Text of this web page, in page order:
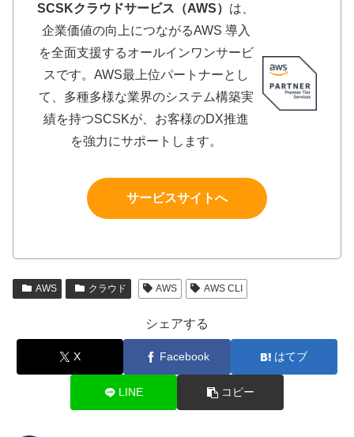
SCSKクラウドサービス（AWS） は、
企業価値の向上につながるAWS 導入
を全面支援するオールインワンサービ
スです。AWS最上位パートナーとし
て、多種多様な業界のシステム構築実
績を持つSCSKが、お客様のDX推進
を強力にサポートします。
サービスサイトへ
AWS クラウド AWS AWS CLI
シェアする
X Facebook はてブ
LINE コピー